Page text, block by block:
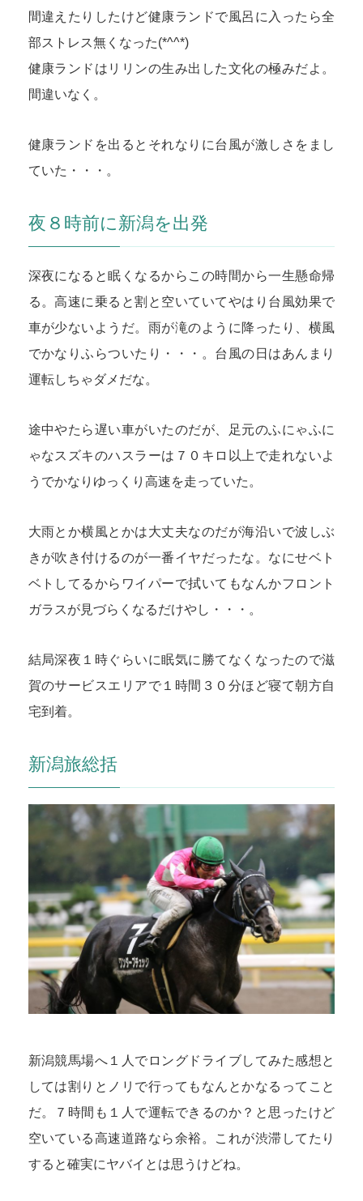
間違えたりしたけど健康ランドで風呂に入ったら全
部ストレス無くなった(*^^*)
健康ランドはリリンの生み出した文化の極みだよ。
間違いなく。
健康ランドを出るとそれなりに台風が激しさをまし
ていた・・・。
夜８時前に新潟を出発
深夜になると眠くなるからこの時間から一生懸命帰
る。高速に乗ると割と空いていてやはり台風効果で
車が少ないようだ。雨が滝のように降ったり、横風
でかなりふらついたり・・・。台風の日はあんまり
運転しちゃダメだな。
途中やたら遅い車がいたのだが、足元のふにゃふに
ゃなスズキのハスラーは７０キロ以上で走れないよ
うでかなりゆっくり高速を走っていた。
大雨とか横風とかは大丈夫なのだが海沿いで波しぶ
きが吹き付けるのが一番イヤだったな。なにせベト
ベトしてるからワイパーで拭いてもなんかフロント
ガラスが見づらくなるだけやし・・・。
結局深夜１時ぐらいに眠気に勝てなくなったので滋
賀のサービスエリアで１時間３０分ほど寝て朝方自
宅到着。
新潟旅総括
新潟競馬場へ１人でロングドライブしてみた感想と
しては割りとノリで行ってもなんとかなるってこと
だ。７時間も１人で運転できるのか？と思ったけど
空いている高速道路なら余裕。これが渋滞してたり
すると確実にヤバイとは思うけどね。